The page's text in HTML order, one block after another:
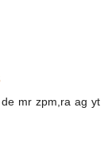
mr zpm,ra ag yt